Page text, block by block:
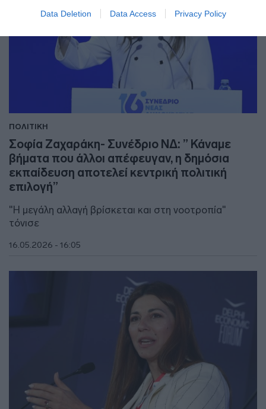
Data Deletion Data Access Privacy Policy
ΠΟΛΙΤΙΚΗ
Σοφία Ζαχαράκη- Συνέδριο ΝΔ: ” Κάναμε
βήματα που άλλοι απέφευγαν, η δημόσια
εκπαίδευση αποτελεί κεντρική πολιτική
επιλογή”
"Η μεγάλη αλλαγή βρίσκεται και στη νοοτροπία"
τόνισε
16.05.2026 - 16:05